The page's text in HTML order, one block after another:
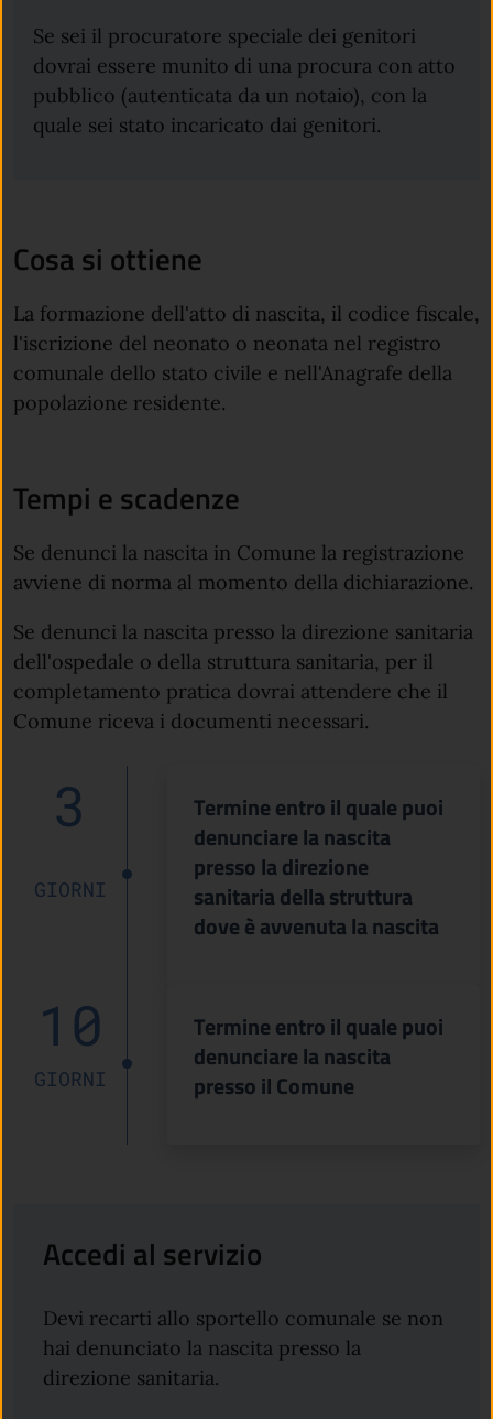
Se sei il procuratore speciale dei genitori
dovrai essere munito di una procura con atto
pubblico (autenticata da un notaio), con la
quale sei stato incaricato dai genitori.
Cosa si ottiene
La formazione dell'atto di nascita, il codice fiscale,
l'iscrizione del neonato o neonata nel registro
comunale dello stato civile e nell'Anagrafe della
popolazione residente.
Tempi e scadenze
Se denunci la nascita in Comune la registrazione
avviene di norma al momento della dichiarazione.
Se denunci la nascita presso la direzione sanitaria
dell'ospedale o della struttura sanitaria, per il
completamento pratica dovrai attendere che il
Comune riceva i documenti necessari.
3
GIORNI
Termine entro il quale puoi
denunciare la nascita
presso la direzione
sanitaria della struttura
dove è avvenuta la nascita
10
GIORNI
Termine entro il quale puoi
denunciare la nascita
presso il Comune
Accedi al servizio
Devi recarti allo sportello comunale se non
hai denunciato la nascita presso la
direzione sanitaria.